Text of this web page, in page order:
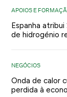
APOIOS E
Espanha
de hidrogénio
NEGÓCIOS
Onda de calor
perdida à